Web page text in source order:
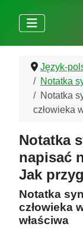
Język-
Notatka
Notatka
człowieka
Notatka
napisać
Jak
Notatka
człowieka
właściwa